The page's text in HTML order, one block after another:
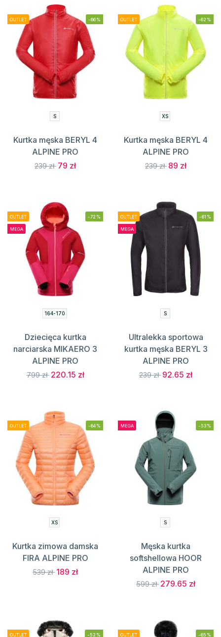
OUTLET -66%
S
Kurtka męska BERYL 4
ALPINE PRO
239 zł 79 zł
OUTLET -62%
XS
Kurtka męska BERYL 4
ALPINE PRO
239 zł 89 zł
OUTLET
MEGA
-72%
164-170
Dziecięca kurtka
narciarska MIKAERO 3
ALPINE PRO
799 zł 220.15 zł
OUTLET
MEGA
-61%
S
Ultralekka sportowa
kurtka męska BERYL 3
ALPINE PRO
239 zł 92.65 zł
OUTLET -64%
XS
Kurtka zimowa damska
FIRA ALPINE PRO
539 zł 189 zł
MEGA -53%
S
Męska kurtka
softshellowa HOOR
ALPINE PRO
599 zł 279.65 zł
OUTLET -52% OUTLET -65%